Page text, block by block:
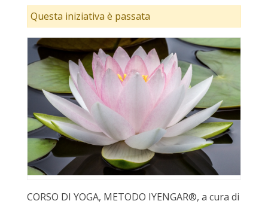
Questa iniziativa è passata
CORSO DI YOGA, METODO IYENGAR®, a cura di